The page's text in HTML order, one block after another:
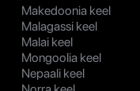
Makedoonia keel
Malagassi keel
Malai keel
Mongoolia keel
Nepaali keel